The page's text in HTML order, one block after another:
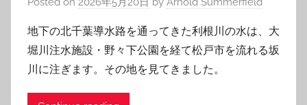
地下の北千葉導水路を通ってきた利根川の水は、大
堀川注水施設・野々下公園を経て松戸市を流れる坂
川に注ぎます。その地を見てきました。